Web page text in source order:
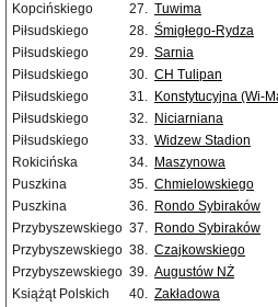
Kopcińskiego 27. Tuwima
Piłsudskiego
28. Śmigłego-Rydza
Piłsudskiego
29. Sarnia
Piłsudskiego
30. CH Tulipan
Piłsudskiego
31. Konstytucyjna (Wi-
Piłsudskiego
32. Niciarniana
Piłsudskiego
33. Widzew Stadion
Rokicińska
34. Maszynowa
Puszkina
35. Chmielowskiego
Puszkina
36. Rondo Sybiraków
Przybyszewskiego 37. Rondo Sybiraków
Przybyszewskiego 38. Czajkowskiego
Przybyszewskiego 39. Augustów NŻ
Książąt Polskich
40. Zakładowa